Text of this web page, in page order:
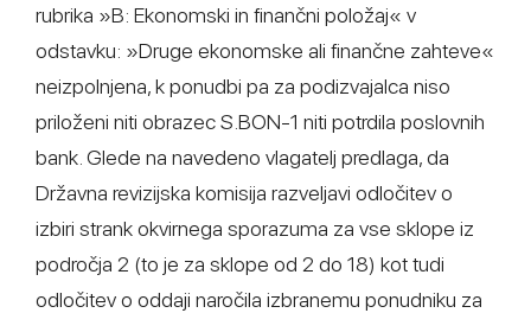
rubrika »B: Ekonomski in finančni položaj« v
odstavku: »Druge ekonomske ali finančne zahteve«
neizpolnjena, k ponudbi pa za podizvajalca niso
priloženi niti obrazec S.BON-1 niti potrdila poslovnih
bank. Glede na navedeno vlagatelj predlaga, da
Državna revizijska komisija razveljavi odločitev o
izbiri strank okvirnega sporazuma za vse sklope iz
področja 2 (to je za sklope od 2 do 18) kot tudi
odločitev o oddaji naročila izbranemu ponudniku za